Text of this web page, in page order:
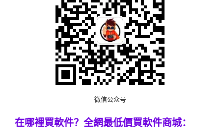
微信公众号
在哪裡買軟件？ 全網最低價買軟件商城：